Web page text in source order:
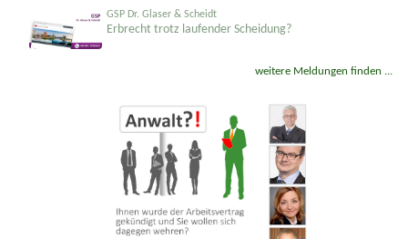
GSP Dr. Glaser & Scheidt
Erbrecht trotz laufender Scheidung?
weitere Meldungen finden ...